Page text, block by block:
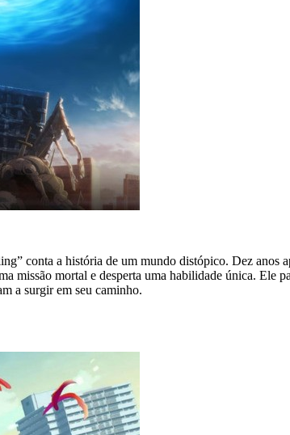
conta a história de um mundo distópico. Dez anos
missão mortal e desperta uma habilidade única. Ele
a surgir em seu caminho.